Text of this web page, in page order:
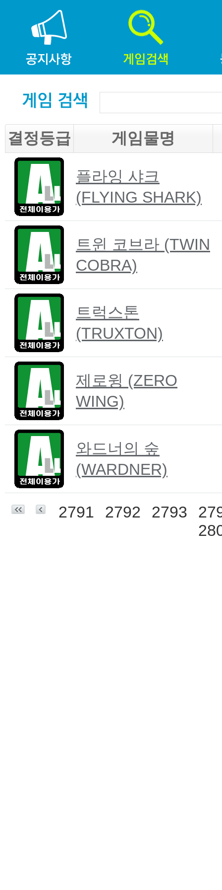
결정등급 게임물명
플라잉 샤크
(FLYING SHARK)
트윈 코브라 (TWIN
COBRA)
트럭스톤
(TRUXTON)
제로윙 (ZERO
WING)
와드너의 숲
(WARDNER)
2791 2792 2793